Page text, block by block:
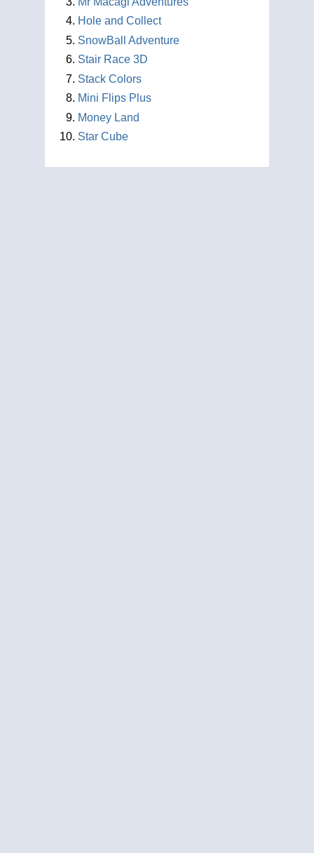
Hole and Collect
SnowBall Adventure
Stair Race 3D
Stack Colors
Mini Flips Plus
Money Land
Star Cube